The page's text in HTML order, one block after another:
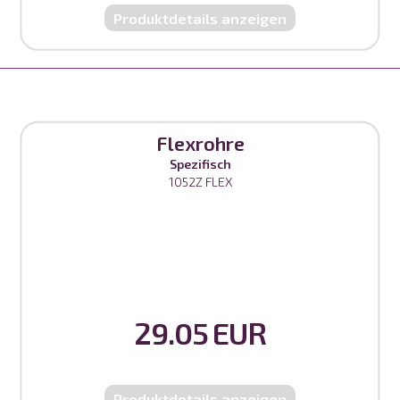
Produktdetails anzeigen
Flexrohre
Spezifisch
1052Z FLEX
29.05 EUR